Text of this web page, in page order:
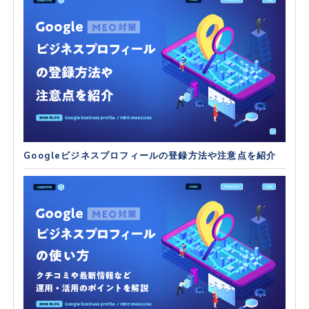
Googleビジネスプロフィールの登録方法や注意点を紹介